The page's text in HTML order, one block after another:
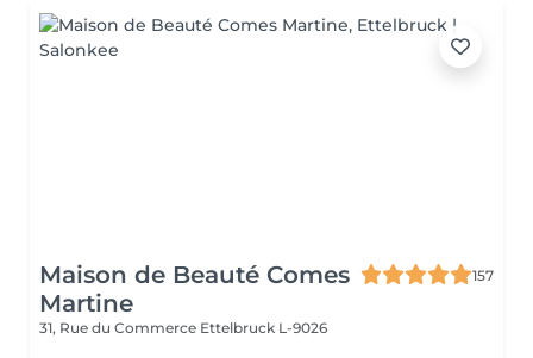
Maison de Beauté Comes
Martine
157
31, Rue du Commerce Ettelbruck L-9026